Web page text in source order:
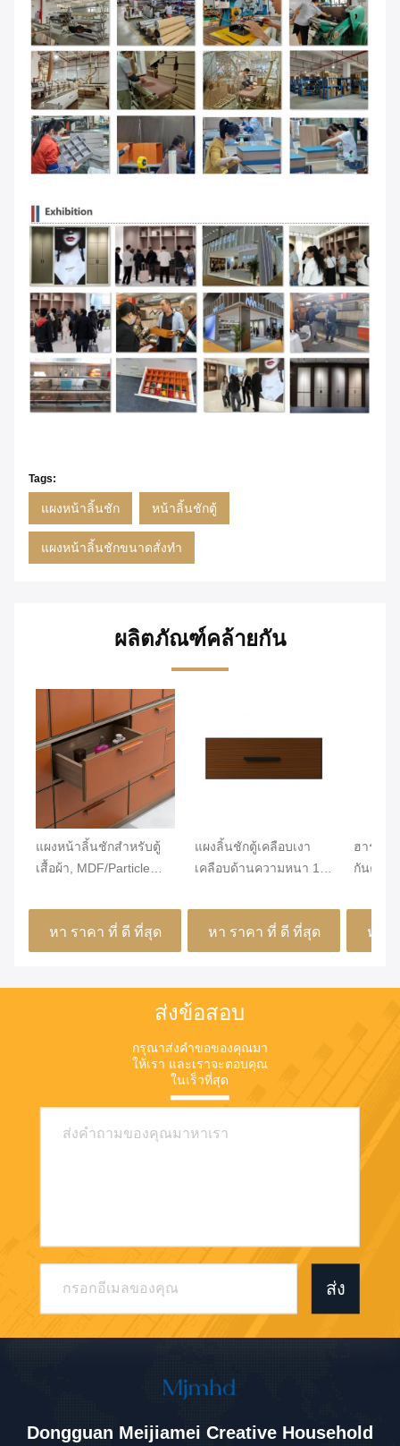
Tags:
แผงหน้าลิ้นชัก หน้าลิ้นชักตู้
แผงหน้าลิ้นชักขนาดสั่งทำ
ผลิตภัณฑ์คล้ายกัน
แผงหน้าลิ้นชักสำหรับตู้
เสื้อผ้า, MDF/Particle
หนัง PVC และปิดขอบ,
ขนาดสั่งทำพิเศษสำหรับ
MJMHD CYDP-003
หา ราคา ที่ ดี ที่สุด
แผงลิ้นชักตู้เคลือบเงา
เคลือบด้านความหนา 18
ผสมผสานในระยะยาว
และมีสไตล์ในการ
ออกแบบเฟอร์นิเจอร์สมัย
หา ราคา ที่ ดี ที่สุด
ฮาร์ดแ
กันควา
การใช้
และกา
สั่ง
หา
ส่งข้อสอบ
กรุณาส่งคําขอของคุณมา
ให้เรา และเราจะตอบคุณ
ในเร็วที่สุด
ส่ง
Dongguan Meijiamei Creative Household